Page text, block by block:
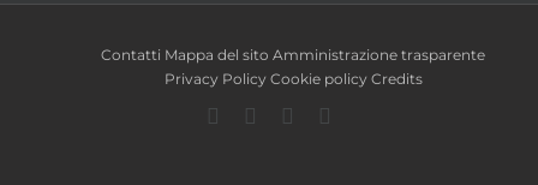
Contatti Mappa del sito Amministrazione trasparente
Privacy Policy Cookie policy Credits
Facebook
TwitterYouTube